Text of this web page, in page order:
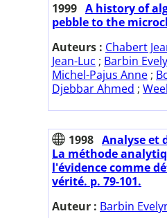
1999 A history of
pebble to the
Auteurs : Chabert
Jean-Luc ; Barbin
Michel-Pajus Anne ;
Djebbar Ahmed ;
1998 Analyse et
La méthode
l'évidence comme
vérité. p. 79-101.
Auteur : Barbin